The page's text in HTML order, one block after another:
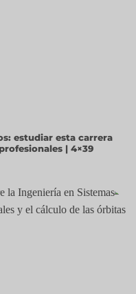
estudiar esta carrera
| 4×39